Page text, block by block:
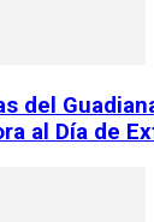
del
al Día de